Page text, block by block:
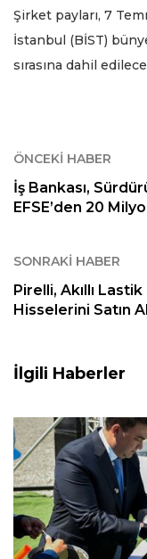
Şirket payları, 7
İstanbul (BİST)
sırasına dahil
ÖNCEKI HABER
İş Bankası,
EFSE’den 20
SONRAKI HABER
Pirelli, Akıllı
Hisselerini Satın
İlgili Haberler